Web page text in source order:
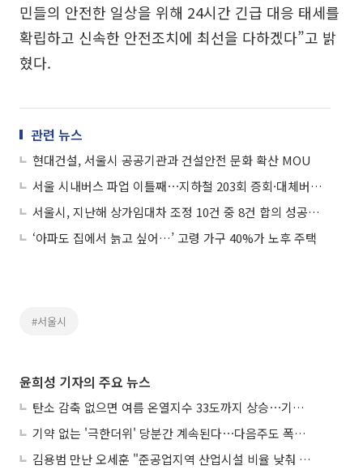
민들의 안전한 일상을 위해 24시간 긴급 대응 태세를
확립하고 신속한 안전조치에 최선을 다하겠다”고 밝
혔다.
관련 뉴스
현대건설, 서울시 공공기관과 건설안전 문화 확산 MOU
서울 시내버스 파업 이틀째⋯지하철 203회 증회·대체버스 763대 투입
서울시, 지난해 상가임대차 조정 10건 중 8건 합의 성공⋯“맞춤형 조정이 비결”
‘아파도 집에서 늙고 싶어…’ 고령 가구 40%가 노후 주택
#서울시
윤희성 기자의 주요 뉴스
탄소 감축 없으면 여름 온열지수 33도까지 상승⋯기상청, 2100년 미래전망
기약 없는 '극한더위' 당분간 계속된다⋯다음주도 폭염·열대야 지속
김용범 만난 오세훈 "준공업지역 산업시설 비율 낮춰 공급 늘려야"